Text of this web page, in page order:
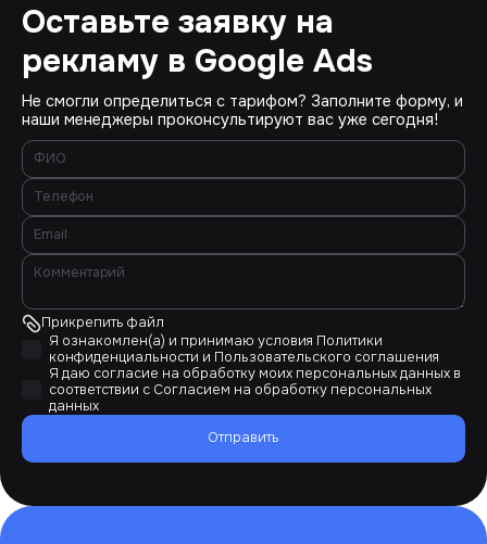
Оставьте заявку на
рекламу в Google Ads
Не смогли определиться с тарифом? Заполните форму, и
наши менеджеры проконсультируют вас уже сегодня!
Прикрепить файл
Я ознакомлен(а) и принимаю условия Политики
конфиденциальности и Пользовательского соглашения
Я даю согласие на обработку моих персональных данных в
соответствии с Согласием на обработку персональных
данных
Отправить